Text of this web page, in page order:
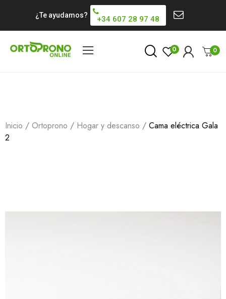
¿Te ayudamos? +34 607 28 97 48
0 0
Inicio Ortoprono Hogar y descanso
Cama eléctrica Gala
2